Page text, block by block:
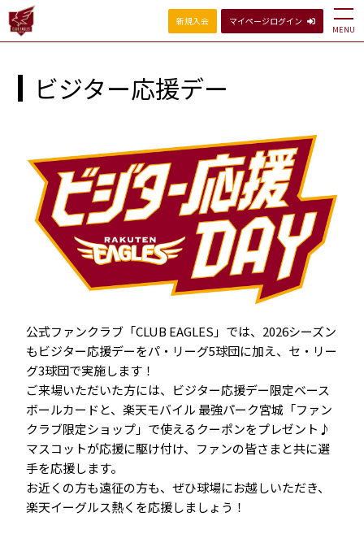
MENU
新規入会 マイページログイン
ビジター応援デー
公式ファンクラブ「CLUB EAGLES」では、2026シーズン
もビジター応援デーをパ・リーグ5球団に加え、セ・リー
グ3球団で実施します！
ご来場いただいた方には、ビジター応援デー限定ベース
ボールカードと、楽天モバイル 最強パーク宮城「ファン
クラブ限定ショップ」で使えるクーポンをプレゼント♪
マスコットが応援に駆け付け、ファンの皆さまと共に選
手を応援します。
お近くの方も遠征の方も、ぜひ球場にお越しいただき、
楽天イーグルス熱くを応援しましょう！